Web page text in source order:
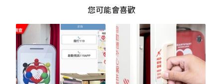
您可能會喜歡